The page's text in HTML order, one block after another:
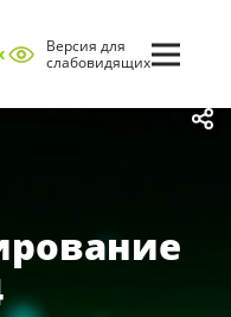
Версия для
слабовидящих